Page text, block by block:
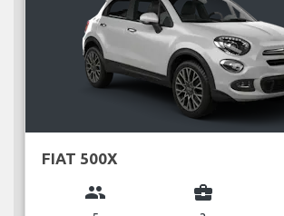
FIAT 500X
group business_center